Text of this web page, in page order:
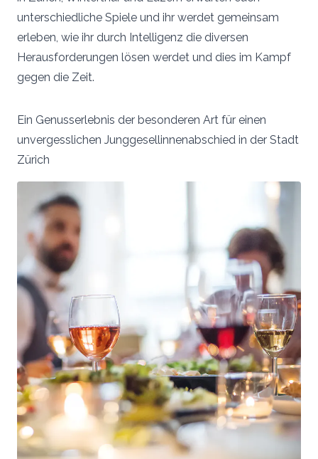
unterschiedliche Spiele und ihr werdet gemeinsam
erleben, wie ihr durch Intelligenz die diversen
Herausforderungen lösen werdet und dies im Kampf
gegen die Zeit.
Ein Genusserlebnis der besonderen Art für einen
unvergesslichen Junggesellinnenabschied in der Stadt
Zürich